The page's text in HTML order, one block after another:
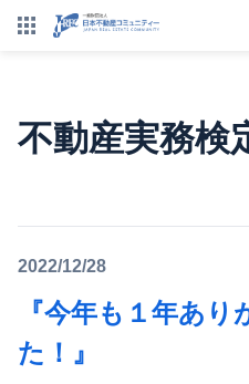
不動産実務検
2022/12/28
『今年も１年あ
た！』